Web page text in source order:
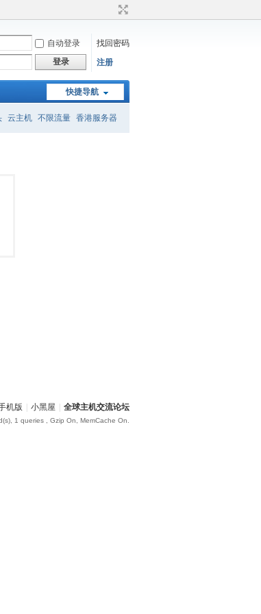
自动登录
找回密码
登录 注册
快捷导航
云主机 不限流量 香港服务器
机版 小黑屋 全球主机交流论坛
1 queries , Gzip On, MemCache On.